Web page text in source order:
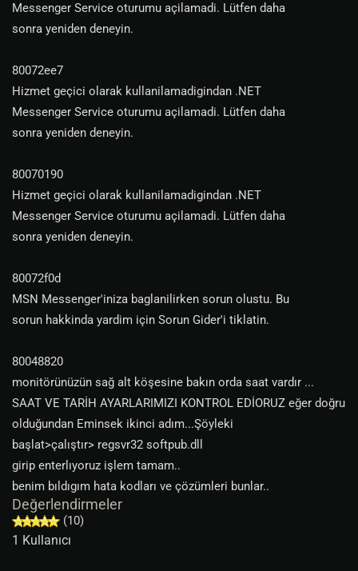
Messenger Service oturumu açilamadi. Lütfen daha
sonra yeniden deneyin.
80072ee7
Hizmet geçici olarak kullanilamadigindan .NET
Messenger Service oturumu açilamadi. Lütfen daha
sonra yeniden deneyin.
80070190
Hizmet geçici olarak kullanilamadigindan .NET
Messenger Service oturumu açilamadi. Lütfen daha
sonra yeniden deneyin.
80072f0d
MSN Messenger'iniza baglanilirken sorun olustu. Bu
sorun hakkinda yardim için Sorun Gider'i tiklatin.
80048820
monitörünüzün sağ alt köşesine bakın orda saat vardır ...
SAAT VE TARİH AYARLARIMIZI KONTROL EDİORUZ eğer doğru
olduğundan Eminsek ikinci adım...Şöyleki
başlat>çalıştır> regsvr32 softpub.dll
girip enterlıyoruz işlem tamam..
benim bıldıgım hata kodları ve çözümleri bunlar..
Değerlendirmeler
(10)
1 Kullanıcı